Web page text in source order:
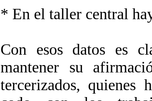
* En el taller central
Con esos datos es
mantener su
tercerizados, quienes